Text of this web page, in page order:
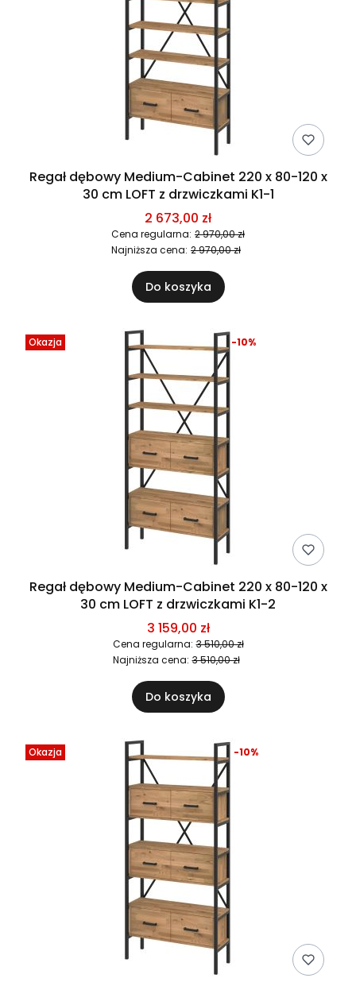
Regał dębowy Medium-Cabinet 220 x 80-120 x
30 cm LOFT z drzwiczkami K1-1
2 673,00 zł
Cena regularna: 2 970,00 zł
Najniższa cena: 2 970,00 zł
Do koszyka
Okazja
Regał dębowy Medium-Cabinet 220 x 80-120 x
30 cm LOFT z drzwiczkami K1-2
3 159,00 zł
Cena regularna: 3 510,00 zł
-10%
Najniższa cena: 3 510,00 zł
Do koszyka
Okazja -10%